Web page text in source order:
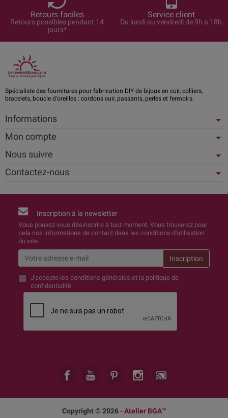
Retours faciles
Retours possibles pendant 14
jours*
Service client
Du lundi au vendredi de 9h à 18h
Spécialiste des fournitures pour fabrication DIY de bijoux en cuir, colliers,
bracelets, boucle d'oreilles : cordons cuir, passants, perles et fermoirs.
Informations
Mon compte
Nous suivre
Contactez-nous
Inscription à la newsletter
Vous pouvez vous désinscrire à tout moment. Vous trouverez pour
cela nos informations de contact dans les conditions d'utilisation
du site.
J'accepte les conditions générales et la politique de
confidentialité
Copyright © 2026 -Atelier BGA™